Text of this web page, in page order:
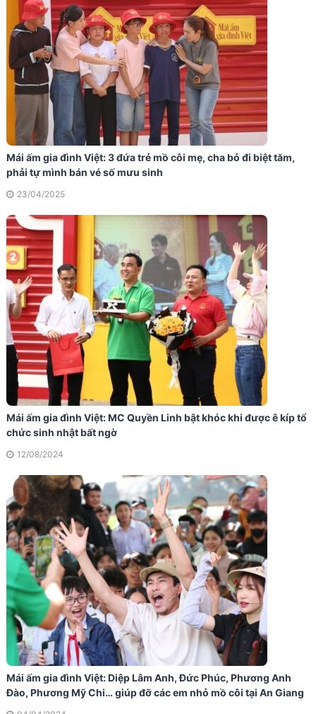
Mái ấm gia đình Việt: 3 đứa trẻ mồ côi mẹ, cha bỏ đi biệt tăm,
phải tự mình bán vé số mưu sinh
23/04/2025
Mái ấm gia đình Việt: MC Quyền Linh bật khóc khi được ê kíp tổ
chức sinh nhật bất ngờ
12/08/2024
Mái ấm gia đình Việt: Diệp Lâm Anh, Đức Phúc, Phương Anh
Đào, Phương Mỹ Chi… giúp đỡ các em nhỏ mồ côi tại An Giang